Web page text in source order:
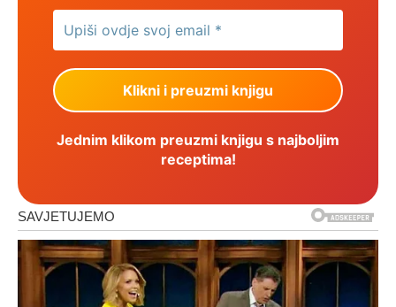
Jednim klikom preuzmi knjigu s najboljim
receptima!